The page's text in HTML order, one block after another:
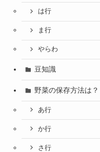
は行
ま行
やらわ
豆知識
野菜の保存方法は？
あ行
か行
さ行